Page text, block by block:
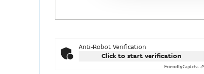
Anti-Robot Verification
Click to start verification
FriendlyCaptcha ⇗